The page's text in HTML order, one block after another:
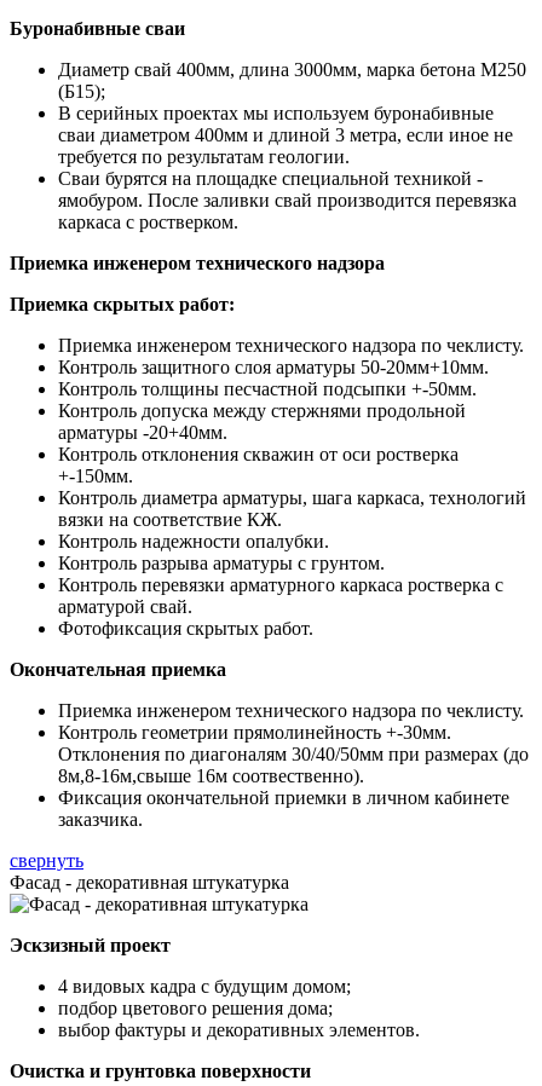
Буронабивные сваи
Диаметр свай 400мм, длина 3000мм, марка бетона М250
(Б15);
В серийных проектах мы используем буронабивные
сваи диаметром 400мм и длиной 3 метра, если иное не
требуется по результатам геологии.
Сваи бурятся на площадке специальной техникой -
ямобуром. После заливки свай производится перевязка
каркаса с ростверком.
Приемка инженером технического надзора
Приемка скрытых работ:
Приемка инженером технического надзора по чеклисту.
Контроль защитного слоя арматуры 50-20мм+10мм.
Контроль толщины песчастной подсыпки +-50мм.
Контроль допуска между стержнями продольной
арматуры -20+40мм.
Контроль отклонения скважин от оси ростверка
+-150мм.
Контроль диаметра арматуры, шага каркаса, технологий
вязки на соответствие КЖ.
Контроль надежности опалубки.
Контроль разрыва арматуры с грунтом.
Контроль перевязки арматурного каркаса ростверка с
арматурой свай.
Фотофиксация скрытых работ.
Окончательная приемка
Приемка инженером технического надзора по чеклисту.
Контроль геометрии прямолинейность +-30мм.
Отклонения по диагоналям 30/40/50мм при размерах (до
8м,8-16м,свыше 16м соотвественно).
Фиксация окончательной приемки в личном кабинете
заказчика.
свернуть
Фасад - декоративная штукатурка
Эскзизный проект
4 видовых кадра с будущим домом;
подбор цветового решения дома;
выбор фактуры и декоративных элементов.
Очистка и грунтовка поверхности